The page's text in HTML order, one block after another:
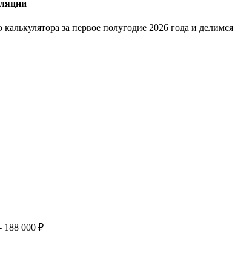
за первое полугодие 2026 года и делимся
188 000 ₽